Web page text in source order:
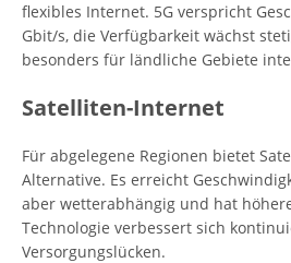
flexibles Internet. 5G verspricht
Gbit/s, die Verfügbarkeit wächst
besonders für ländliche Gebiete
Satelliten-Internet
Für abgelegene Regionen bietet
Alternative. Es erreicht
aber wetterabhängig und hat
Technologie verbessert sich
Versorgungslücken.